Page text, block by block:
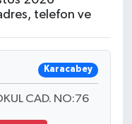
telefon ve
Karacabey
CAD. NO:76